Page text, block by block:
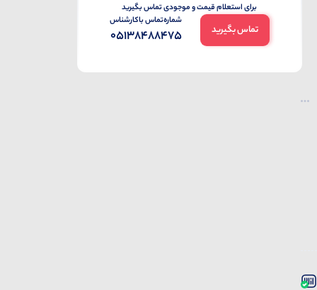
برای استعلام قیمت و موجودی تماس بگیرید
تماس بگیرید
شماره‌تماس‌ با‌کارشناس
05138488475